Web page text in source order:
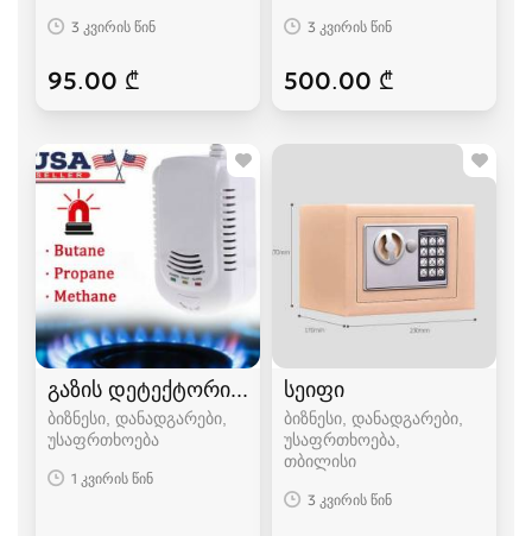
3 კვირის წინ
95.00 ₾
3 კვირის წინ
500.00 ₾
გაზის დეტექტორი, ბუნებრივი გაზის დეტექტორი
ბიზნესი, დანადგარები,
უსაფრთხოება
1 კვირის წინ
სეიფი
ბიზნესი, დანადგარები,
უსაფრთხოება
თბილისი
3 კვირის წინ